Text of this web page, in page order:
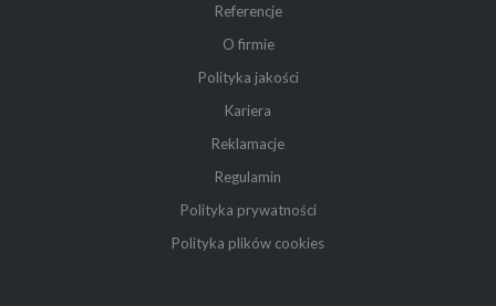
Referencje
O firmie
Polityka jakości
Kariera
Reklamacje
Regulamin
Polityka prywatności
Polityka plików cookies